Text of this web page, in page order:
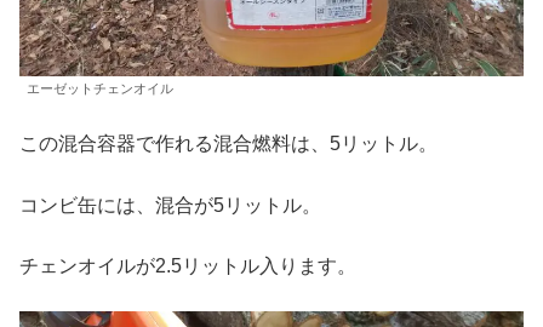
エーゼットチェンオイル
この混合容器で作れる混合燃料は、5リットル。
コンビ缶には、混合が5リットル。
チェンオイルが2.5リットル入ります。